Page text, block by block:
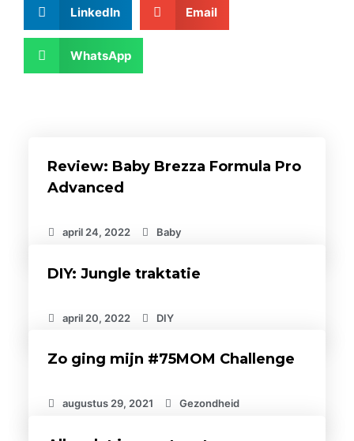
LinkedIn Email
WhatsApp
Review: Baby Brezza Formula Pro
Advanced
april 24, 2022 Baby
DIY: Jungle traktatie
april 20, 2022 DIY
Zo ging mijn #75MOM Challenge
augustus 29, 2021 Gezondheid